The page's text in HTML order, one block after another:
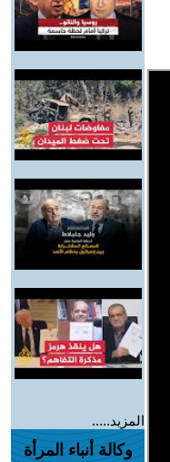
المزيد.....
وكالة أنباء المرأة